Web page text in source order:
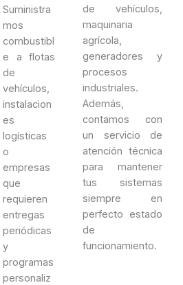
Suministra
mos
combustibl
e a flotas
de
vehículos,
instalacion
es
logísticas
o
empresas
que
requieren
entregas
periódicas
y
programas
personaliz
de vehículos,
maquinaria
agrícola,
generadores y
procesos
industriales.
Además,
contamos con
un servicio de
atención técnica
para mantener
tus sistemas
siempre en
perfecto estado
de
funcionamiento.